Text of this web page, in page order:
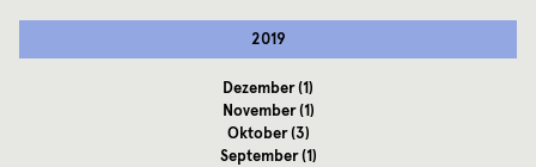
2019
Dezember(1)
November(1)
Oktober(3)
September(1)